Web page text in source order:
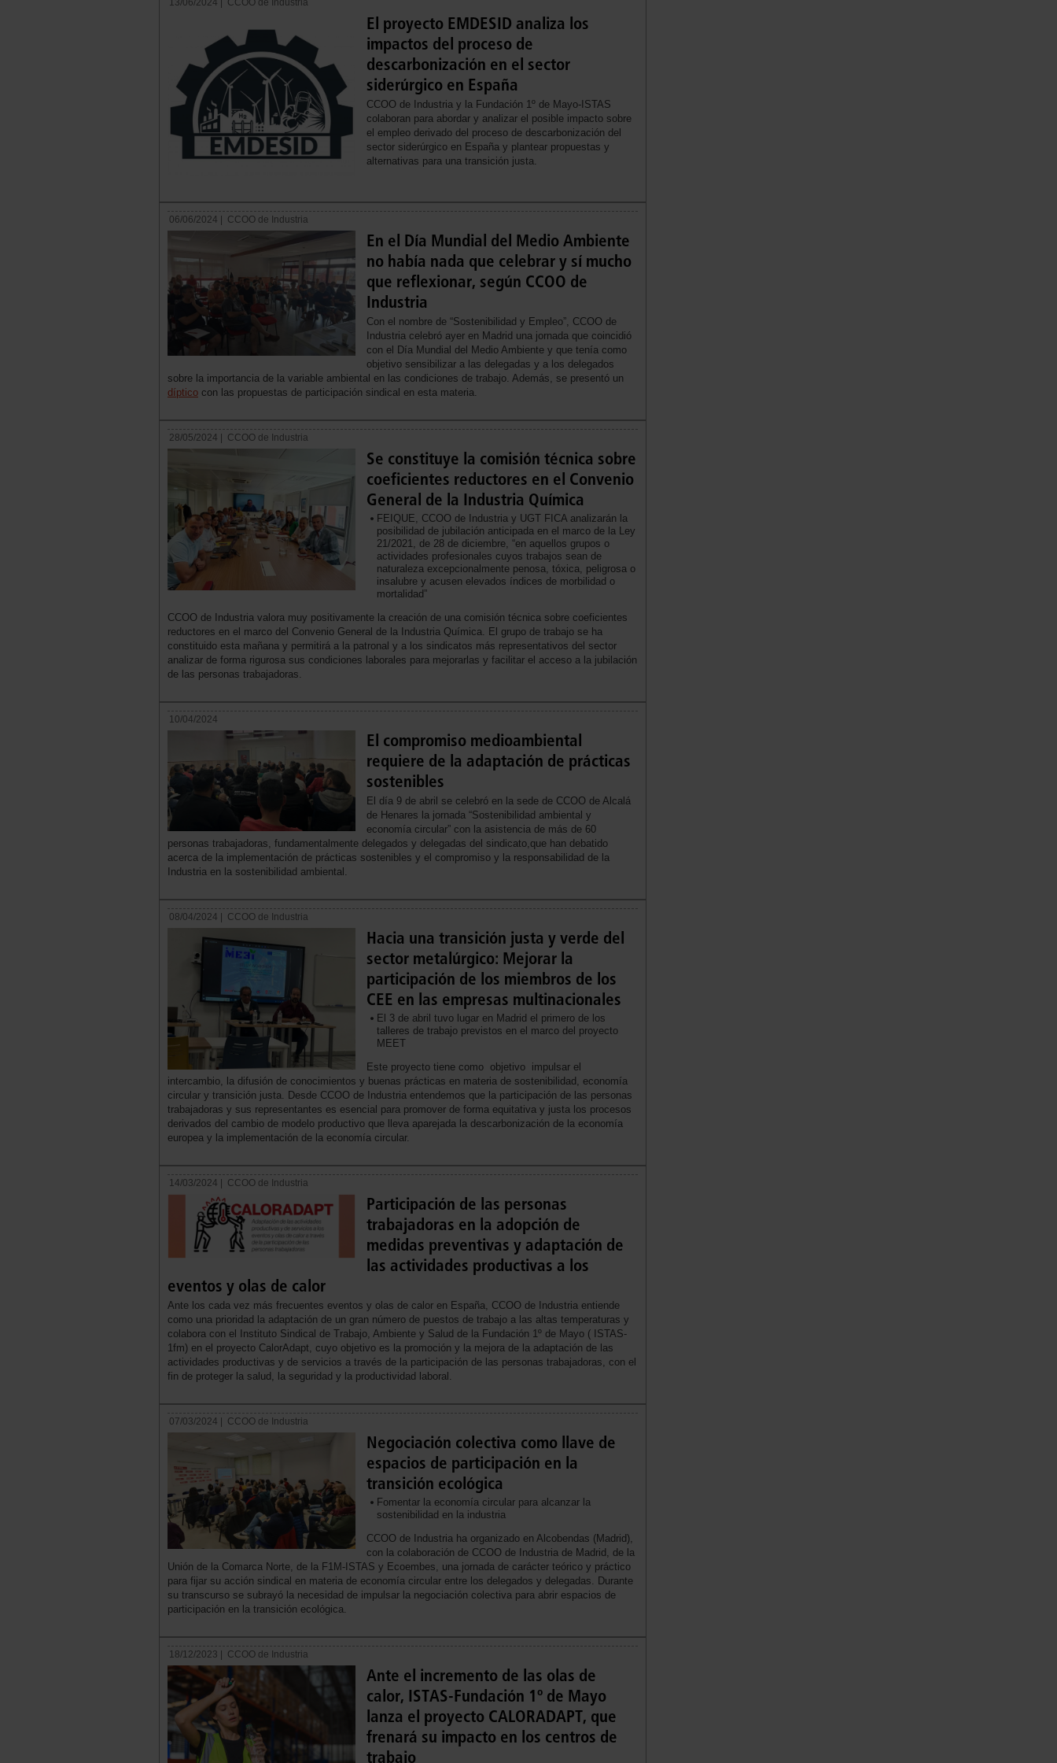
13/06/2024 | CCOO de Industria
El proyecto EMDESID analiza los
impactos del proceso de
descarbonización en el sector
siderúrgico en España
CCOO de Industria y la Fundación 1º de Mayo-ISTAS
colaboran para abordar y analizar el posible impacto sobre
el empleo derivado del proceso de descarbonización del
sector siderúrgico en España y plantear propuestas y
alternativas para una transición justa.
06/06/2024 | CCOO de Industria
En el Día Mundial del Medio Ambiente
no había nada que celebrar y sí mucho
que reflexionar, según CCOO de
Industria
Con el nombre de “Sostenibilidad y Empleo”, CCOO de
Industria celebró ayer en Madrid una jornada que coincidió
con el Día Mundial del Medio Ambiente y que tenía como
objetivo sensibilizar a las delegadas y a los delegados
sobre la importancia de la variable ambiental en las condiciones de trabajo. Además, se presentó un
díptico con las propuestas de participación sindical en esta materia.
28/05/2024 | CCOO de Industria
Se constituye la comisión técnica sobre
coeficientes reductores en el Convenio
General de la Industria Química
FEIQUE, CCOO de Industria y UGT FICA analizarán la
posibilidad de jubilación anticipada en el marco de la Ley
21/2021, de 28 de diciembre, “en aquellos grupos o
actividades profesionales cuyos trabajos sean de
naturaleza excepcionalmente penosa, tóxica, peligrosa o
insalubre y acusen elevados índices de morbilidad o
mortalidad”
CCOO de Industria valora muy positivamente la creación de una comisión técnica sobre coeficientes
reductores en el marco del Convenio General de la Industria Química. El grupo de trabajo se ha
constituido esta mañana y permitirá a la patronal y a los sindicatos más representativos del sector
analizar de forma rigurosa sus condiciones laborales para mejorarlas y facilitar el acceso a la jubilación
de las personas trabajadoras.
10/04/2024
El compromiso medioambiental
requiere de la adaptación de prácticas
sostenibles
El día 9 de abril se celebró en la sede de CCOO de Alcalá
de Henares la jornada “Sostenibilidad ambiental y
economía circular” con la asistencia de más de 60
personas trabajadoras, fundamentalmente delegados y delegadas del sindicato,que han debatido
acerca de la implementación de prácticas sostenibles y el compromiso y la responsabilidad de la
Industria en la sostenibilidad ambiental.
08/04/2024 | CCOO de Industria
Hacia una transición justa y verde del
sector metalúrgico: Mejorar la
participación de los miembros de los
CEE en las empresas multinacionales
El 3 de abril tuvo lugar en Madrid el primero de los
talleres de trabajo previstos en el marco del proyecto
MEET
Este proyecto tiene como objetivo impulsar el
intercambio, la difusión de conocimientos y buenas prácticas en materia de sostenibilidad, economía
circular y transición justa. Desde CCOO de Industria entendemos que la participación de las personas
trabajadoras y sus representantes es esencial para promover de forma equitativa y justa los procesos
derivados del cambio de modelo productivo que lleva aparejada la descarbonización de la economía
europea y la implementación de la economía circular.
14/03/2024 | CCOO de Industria
Participación de las personas
trabajadoras en la adopción de
medidas preventivas y adaptación de
las actividades productivas a los
eventos y olas de calor
Ante los cada vez más frecuentes eventos y olas de calor en España, CCOO de Industria entiende
como una prioridad la adaptación de un gran número de puestos de trabajo a las altas temperaturas y
colabora con el Instituto Sindical de Trabajo, Ambiente y Salud de la Fundación 1º de Mayo ( ISTAS-
1fm) en el proyecto CalorAdapt, cuyo objetivo es la promoción y la mejora de la adaptación de las
actividades productivas y de servicios a través de la participación de las personas trabajadoras, con el
fin de proteger la salud, la seguridad y la productividad laboral.
07/03/2024 | CCOO de Industria
Negociación colectiva como llave de
espacios de participación en la
transición ecológica
Fomentar la economía circular para alcanzar la
sostenibilidad en la industria
CCOO de Industria ha organizado en Alcobendas (Madrid),
con la colaboración de CCOO de Industria de Madrid, de la
Unión de la Comarca Norte, de la F1M-ISTAS y Ecoembes, una jornada de carácter teórico y práctico
para fijar su acción sindical en materia de economía circular entre los delegados y delegadas. Durante
su transcurso se subrayó la necesidad de impulsar la negociación colectiva para abrir espacios de
participación en la transición ecológica.
18/12/2023 | CCOO de Industria
Ante el incremento de las olas de
calor, ISTAS-Fundación 1º de Mayo
lanza el proyecto CALORADAPT, que
frenará su impacto en los centros de
trabajo